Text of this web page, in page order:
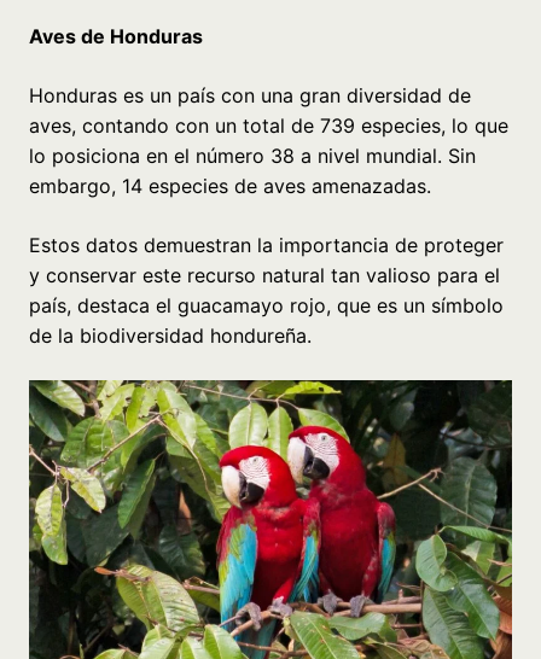
Aves de Honduras
Honduras es un país con una gran diversidad de
aves, contando con un total de 739 especies, lo que
lo posiciona en el número 38 a nivel mundial. Sin
embargo, 14 especies de aves amenazadas.
Estos datos demuestran la importancia de proteger
y conservar este recurso natural tan valioso para el
país, destaca el guacamayo rojo, que es un símbolo
de la biodiversidad hondureña.